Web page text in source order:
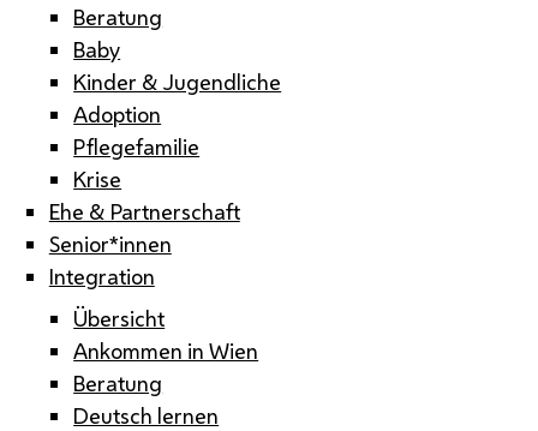
Beratung
Baby
Kinder & Jugendliche
Adoption
Pflegefamilie
Krise
Ehe & Partnerschaft
Senior*innen
Integration
Übersicht
Ankommen in Wien
Beratung
Deutsch lernen